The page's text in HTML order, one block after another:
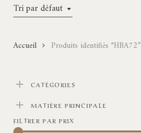
Tri par défaut
Accueil Produits identifiés “HBA72”
CATÉGORIES
MATIÈRE PRINCIPALE
FILTRER PAR PRIX